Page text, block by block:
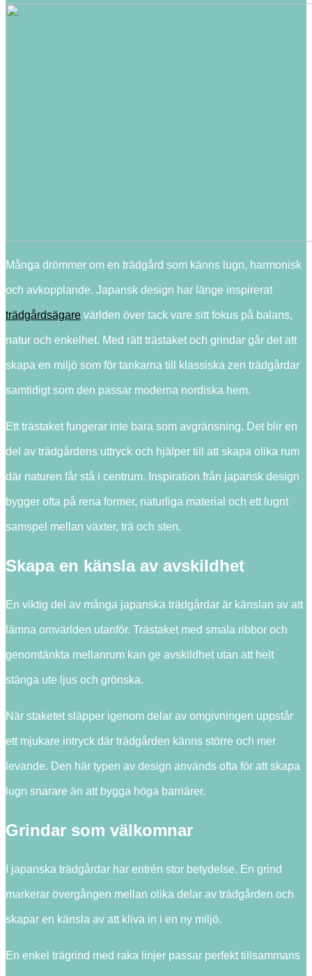
Många drömmer om en trädgård som känns lugn, harmonisk
och avkopplande. Japansk design har länge inspirerat
trädgårdsägare världen över tack vare sitt fokus på balans,
natur och enkelhet. Med rätt trästaket och grindar går det att
skapa en miljö som för tankarna till klassiska zen trädgårdar
samtidigt som den passar moderna nordiska hem.
Ett trästaket fungerar inte bara som avgränsning. Det blir en
del av trädgårdens uttryck och hjälper till att skapa olika rum
där naturen får stå i centrum. Inspiration från japansk design
bygger ofta på rena former, naturliga material och ett lugnt
samspel mellan växter, trä och sten.
Skapa en känsla av avskildhet
En viktig del av många japanska trädgårdar är känslan av att
lämna omvärlden utanför. Trästaket med smala ribbor och
genomtänkta mellanrum kan ge avskildhet utan att helt
stänga ute ljus och grönska.
När staketet släpper igenom delar av omgivningen uppstår
ett mjukare intryck där trädgården känns större och mer
levande. Den här typen av design används ofta för att skapa
lugn snarare än att bygga höga barriärer.
Grindar som välkomnar
I japanska trädgårdar har entrén stor betydelse. En grind
markerar övergången mellan olika delar av trädgården och
skapar en känsla av att kliva in i en ny miljö.
En enkel trägrind med raka linjer passar perfekt tillsammans